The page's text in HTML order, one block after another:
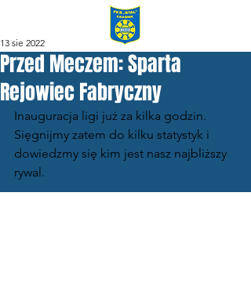
Przed Meczem: Sparta
Rejowiec Fabryczny
13 sie 2022
Inauguracja ligi już za kilka godzin.
Sięgnijmy zatem do kilku statystyk i
dowiedzmy się kim jest nasz najbliższy
rywal.